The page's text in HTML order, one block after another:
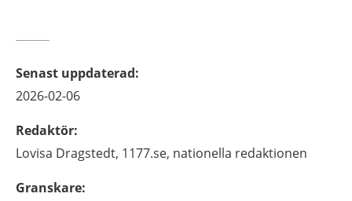
Senast uppdaterad:
2026-02-06
Redaktör:
Lovisa Dragstedt, 1177.se, nationella redaktionen
Granskare: